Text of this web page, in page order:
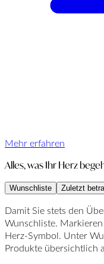
Mehr erfahren
Alles, was Ihr Herz
Wunschliste Zuletzt
Damit Sie stets den
Wunschliste.
Herz-Symbol. Unter
Produkte übersichtlich